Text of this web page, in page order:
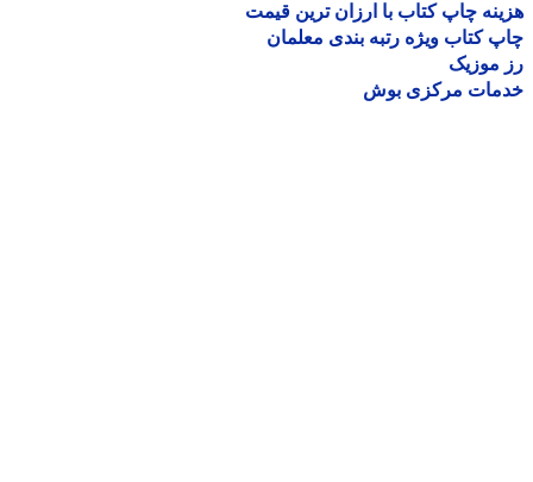
چاپ کتاب با ارزان ترین قیمت
کتاب ویژه رتبه بندی معلمان
موزیک
مرکزی بوش